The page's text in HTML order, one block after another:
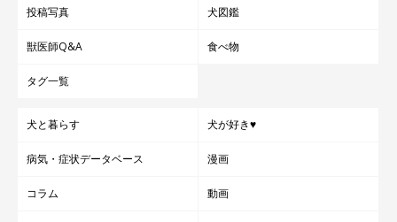
投稿写真 犬図鑑
獣医師Q&A 食べ物
タグ一覧
犬と暮らす 犬が好き♥
病気・症状データベース 漫画
コラム 動画